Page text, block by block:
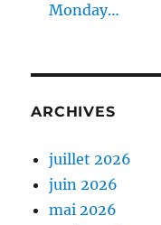
Monday…
ARCHIVES
juillet 2026
juin 2026
mai 2026